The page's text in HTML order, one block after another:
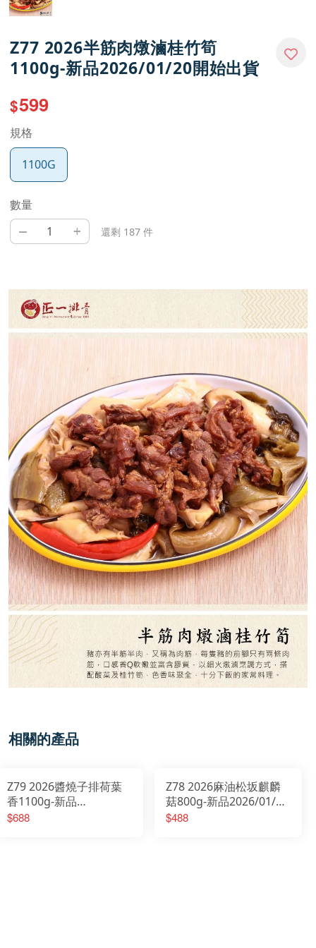
Z77 2026半筋肉燉滷桂竹筍
1100g-新品2026/01/20開始出貨
$599
規格
1100G
數量
– + 還剩 187 件
相關的產品
Z79 2026醬燒子排荷葉
香1100g-新品
2026/01/20開始出貨
$688
Z78 2026麻油松坂麒麟
菇800g-新品2026/01/20
開始出貨
$488